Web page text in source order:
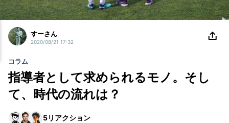
すーさん
2020/08/21 17:32
コラム
指導者として求められるモノ。そし
て、時代の流れは？
5リアクション